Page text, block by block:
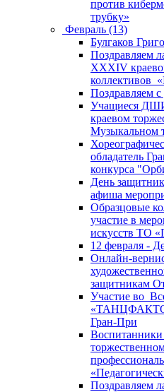
против
трубку»
Февраль (13)
Булгаков
Поздравляем
XXXIV
коллективов
Поздравляем
Учащиеся
краевом
Музыкальном
обладатель
конкурса
День
афиша
Образцовые
участие в
искусств ТО
12 февраля -
Онлайн-
защитникам
Участие во
Гран-При
Поздравляем